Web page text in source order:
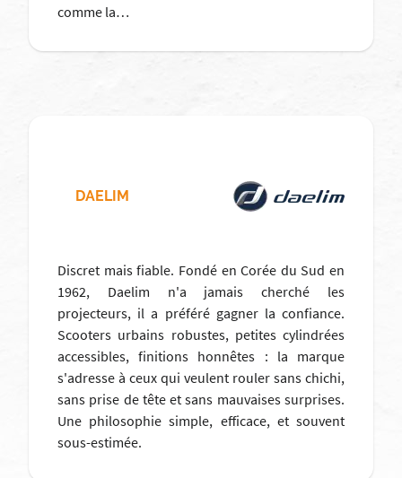
comme la…
DAELIM
Discret mais fiable. Fondé en Corée du Sud en
1962, Daelim n'a jamais cherché les
projecteurs, il a préféré gagner la confiance.
Scooters urbains robustes, petites cylindrées
accessibles, finitions honnêtes : la marque
s'adresse à ceux qui veulent rouler sans chichi,
sans prise de tête et sans mauvaises surprises.
Une philosophie simple, efficace, et souvent
sous-estimée.